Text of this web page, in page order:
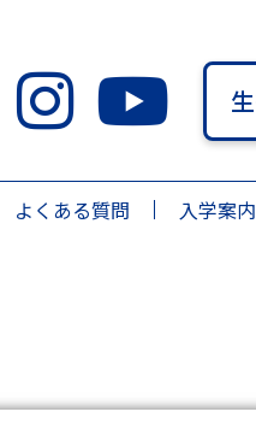
よくある質問 入学案内